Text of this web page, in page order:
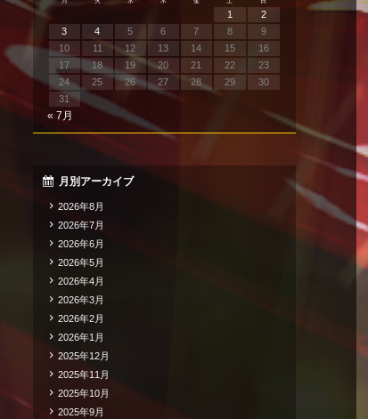
1
2
3
4 5 6 7 8
9
10
11 12 13 14 15
16
17
18 19 20 21 22
23
24
25 26 27 28 29
30
31
« 7月
月別アーカイブ
2026年8月
2026年7月
2026年6月
2026年5月
2026年4月
2026年3月
2026年2月
2026年1月
2025年12月
2025年11月
2025年10月
2025年9月